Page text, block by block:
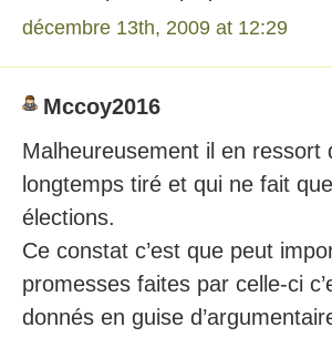
décembre 13th, 2009 at 12:29
Mccoy2016
Malheureusement il en
longtemps tiré et qui ne fait
élections.
Ce constat c’est que peut
promesses faites par celle-ci
donnés en guise